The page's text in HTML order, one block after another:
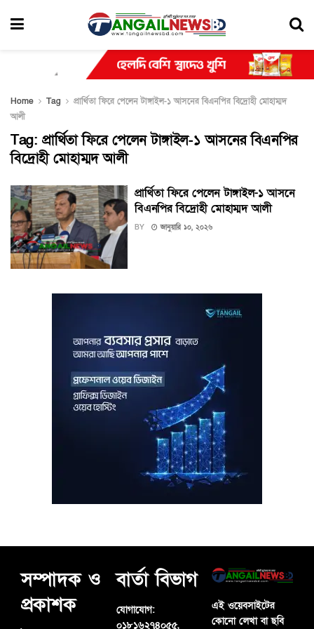
Home Tag
প্রার্থিতা ফিরে পেলেন টাঙ্গাইল-১ আসনের বিএনপির বিদ্রোহী মোহাম্মদ
আলী
Tag: প্রার্থিতা ফিরে পেলেন টাঙ্গাইল-১ আসনের বিএনপির
বিদ্রোহী মোহাম্মদ আলী
প্রার্থিতা ফিরে পেলেন টাঙ্গাইল-১ আসনে
বিএনপির বিদ্রোহী মোহাম্মদ আলী
BY জানুয়ারি ১০, ২০২৬
সম্পাদক ও
প্রকাশক
বার্তা বিভাগ
যোগাযোগ:
০১৮১৬২৭৪০৫৫,
এই ওয়েবসাইটের
কোনো লেখা বা ছবি